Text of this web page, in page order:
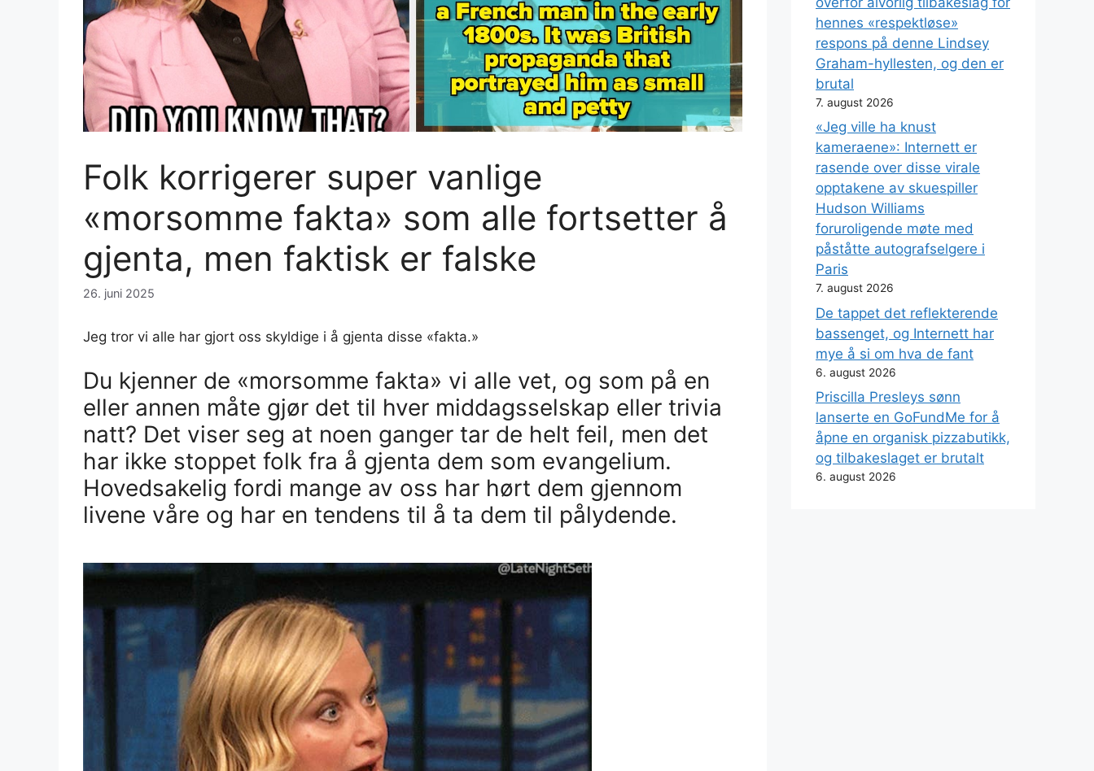
Folk korrigerer super vanlige
«morsomme fakta» som alle fortsetter å
gjenta, men faktisk er falske
26. juni 2025
Jeg tror vi alle har gjort oss skyldige i å gjenta disse «fakta.»
Du kjenner de «morsomme fakta» vi alle vet, og som på en
eller annen måte gjør det til hver middagsselskap eller trivia
natt? Det viser seg at noen ganger tar de helt feil, men det
har ikke stoppet folk fra å gjenta dem som evangelium.
Hovedsakelig fordi mange av oss har hørt dem gjennom
livene våre og har en tendens til å ta dem til pålydende.
hennes «respektløse»
respons på denne Lindsey
Graham-hyllesten, og den er
brutal
7. august 2026
«Jeg ville ha knust
kameraene»: Internett er
rasende over disse virale
opptakene av skuespiller
Hudson Williams
foruroligende møte med
påståtte autografselgere i
Paris
7. august 2026
De tappet det reflekterende
bassenget, og Internett har
mye å si om hva de fant
6. august 2026
Priscilla Presleys sønn
lanserte en GoFundMe for å
åpne en organisk pizzabutikk,
og tilbakeslaget er brutalt
6. august 2026